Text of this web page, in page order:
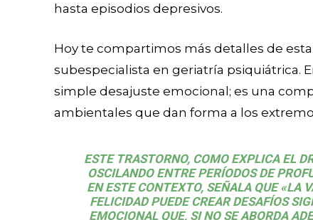
hasta episodios depresivos.
Hoy te compartimos más detalles de
subespecialista en geriatría psiquiátrica.
simple desajuste emocional; es una
ambientales que dan forma a los
ESTE TRASTORNO, COMO EXPLICA EL
OSCILANDO ENTRE PERÍODOS DE
EN ESTE CONTEXTO, SEÑALA QUE «LA
FELICIDAD PUEDE CREAR DESAFÍOS
EMOCIONAL QUE, SI NO SE ABORDA